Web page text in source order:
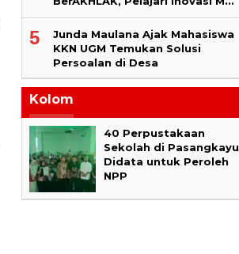
5
Junda Maulana Ajak Mahasiswa
KKN UGM Temukan Solusi
Persoalan di Desa
Kolom
40 Perpustakaan
Sekolah di Pasangkayu
Didata untuk Peroleh
NPP